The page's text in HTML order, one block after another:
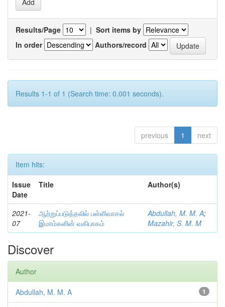
Results/Page | Sort items by
In order
Authors/record
Results 1-1 of 1 (Search time: 0.001 seconds).
previous 1 next
Item hits:
Issue
Date
Title Author(s)
2021-
07
ஆற்றுப்படுத்தலில் பள்ளிவாசல்
இமாம்களின் வகிபாகம்
Abdullah, M. M. A;
Mazahir, S. M. M
Discover
Author
1
Abdullah, M. M. A